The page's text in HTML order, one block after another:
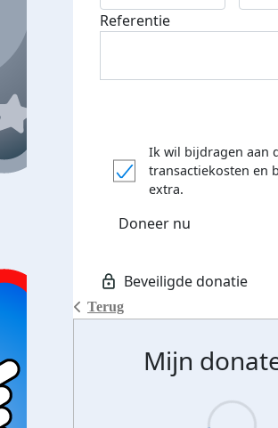
Terug
Referentie
Ik wil bijdragen aan
transactiekosten en
extra.
Doneer nu
Mijn